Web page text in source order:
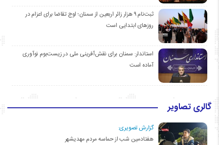
ثبت‌نام ۹ هزار زائر اربعین از سمنان؛ اوج تقاضا برای اعزام در
روزهای ابتدایی است
استاندار: سمنان برای نقش‌آفرینی ملی در زیست‌بوم نوآوری
آماده است
گالری تصاویر
گزارش تصویری:
هفتادمین شب از حماسه مردم مهدیشهر